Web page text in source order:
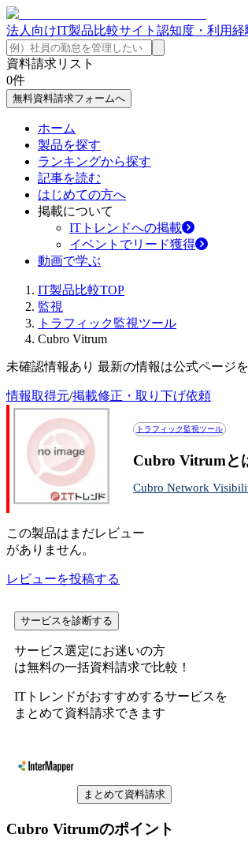
法人向けIT製品比較サイト 認知度・利用経
資料請求リスト
0件
無料資料請求フォームへ
ホーム
製品を探す
ランキングから探す
記事を読む
はじめての方へ
掲載について
ITトレンドへの掲載
イベントでリード獲得
動画で学ぶ
IT製品比較TOP
監視
トラフィック監視ツール
Cubro Vitrum
未確認情報あり 最新の情報は公式ページ
情報取得元/掲載修正・取り下げ依頼
トラフィック監視ツール
Cubro Vitrumと
Cubro Network
この製品はまだレビュー
がありません。
レビューを投稿する
サービスを診断する
サービス選定にお迷いの方
は無料の一括資料請求で比較！
ITトレンドがおすすめするサービスを
まとめて資料請求できます
まとめて資料請求
Cubro Vitrumのポイント